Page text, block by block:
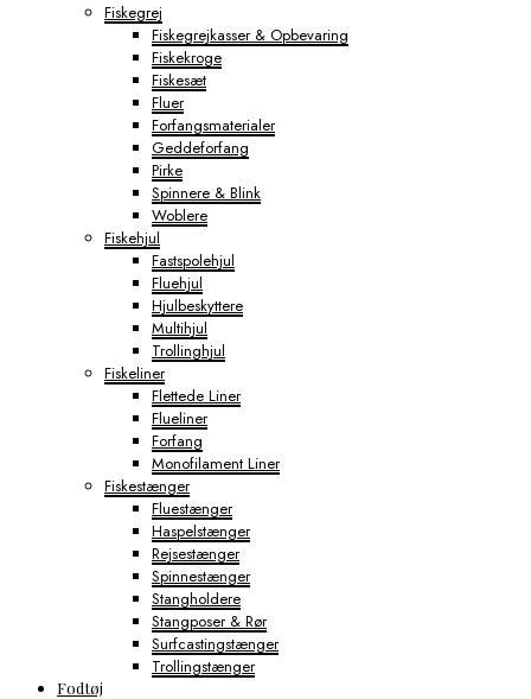
Fiskegrej
Fiskegrejkasser & Opbevaring
Fiskekroge
Fiskesæt
Fluer
Forfangsmaterialer
Geddeforfang
Pirke
Spinnere & Blink
Woblere
Fiskehjul
Fastspolehjul
Fluehjul
Hjulbeskyttere
Multihjul
Trollinghjul
Fiskeliner
Flettede Liner
Flueliner
Forfang
Monofilament Liner
Fiskestænger
Fluestænger
Haspelstænger
Rejsestænger
Spinnestænger
Stangholdere
Stangposer & Rør
Surfcastingstænger
Trollingstænger
Fodtøj